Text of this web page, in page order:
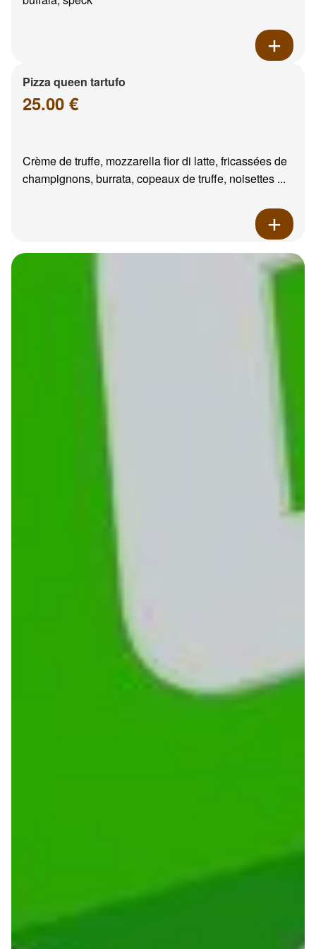
Pizza queen tartufo
25.00 €
Crème de truffe, mozzarella fior di latte, fricassées de
champignons, burrata, copeaux de truffe, noisettes ...